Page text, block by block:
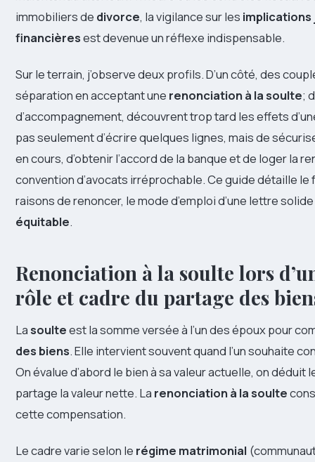
immobiliers de divorce, la vigilance sur les implications
financièresest devenue un réflexe indispensable.
Sur le terrain, j’observe deux profils. D’un côté, des
séparation en acceptant une renonciation à la soulte;
d’accompagnement, découvrent trop tard les effets
pas seulement d’écrire quelques lignes, mais de
en cours, d’obtenir l’accord de la banque et de loger la
convention d’avocats irréprochable. Ce guide détaille
raisons de renoncer, le mode d’emploi d’une lettre
équitable.
Renonciation à la soulte lors
rôle et cadre du partage des
Lasoulteest la somme versée à l’un des époux pour
des biens. Elle intervient souvent quand l’un souhaite
On évalue d’abord le bien à sa valeur actuelle, on
partage la valeur nette. La renonciation à la soulte
cette compensation.
Le cadre varie selon le régime matrimonial